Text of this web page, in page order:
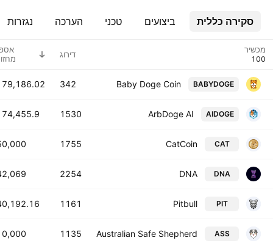
סקירה כללית ביצועים טכני הערכה נגזרות
מכשיר דירוג
BABYDOGE
Baby Doge Coin
342
T
AIDOGE
ArbDoge AI
1530
T
CAT
CatCoin
1755
T
DNA
DNA
2254
T
PIT
Pitbull
1161
T
ASS
Australian Safe Shepherd
1135
T